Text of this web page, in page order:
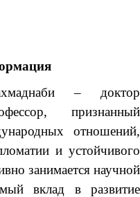
– доктор
признанный
отношений,
и устойчивого
занимается научной
вклад в развитие